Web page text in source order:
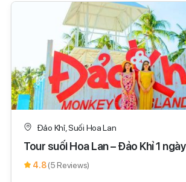
Đảo Khỉ, Suối Hoa Lan
Tour suối Hoa Lan – Đảo Khỉ 1 ngày
4.8(5 Reviews)